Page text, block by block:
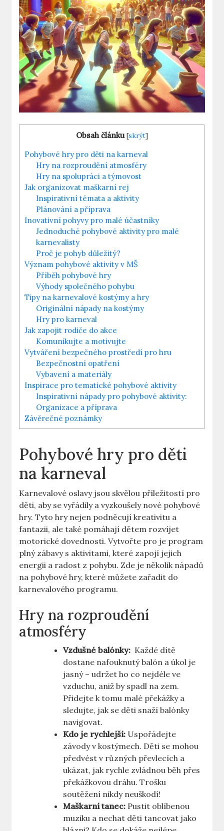
Obsah článku [skrýt]
Pohybové hry pro děti na karneval
Hry na rozproudění atmosféry
Hry na spolupráci a týmovost
Jak organizovat maškarní rej
Inspirativní témata a aktivity
Plánování a příprava
Inovativní pohyvy pro malé účastníky
Jednoduché pohybové aktivity pro malé
karnevalisty
Proč je pohyb důležitý?
Význam pohybové aktivity v MŠ
Příběh pohybové hry
Výhody společného ⁣pohybu
Tipy na karnevalové kostýmy a hry
Originální nápady na kostýmy
Hry pro​ karneval
Jak zapojit⁣ rodiče do akce
Komunikujte a motivujte
Vytváření bezpečného prostředí ⁤pro hru
Bezpečnostní opatření
Vybavení a materiály
Inspirace pro ‌tematické⁣ pohybové aktivity
Inspirativní ​nápady pro pohybové aktivity:
Organizace a příprava
Závěrečné poznámky
Pohybové hry pro děti
na karneval
Karnevalové oslavy‍ jsou skvělou příležitostí pro
děti, aby se vyřádily a vyzkoušely nové pohybové
hry. Tyto hry​ nejen podněcují kreativitu​ a
fantazii, ale⁤ také ⁢pomáhají dětem rozvíjet
motorické dovednosti. Vytvořte pro⁢ je program
plný zábavy s aktivitami, které zapojí jejich
energii a radost z ⁢pohybu. Zde je několik nápadů
na pohybové hry, které​ můžete zařadit​ do
karnevalového programu.
Hry na rozproudění
atmosféry
Vzdušné balónky: ⁢ Každé dítě
dostane nafouknutý balón a úkol je
jasný⁤ – udržet ho co nejdéle ve
vzduchu, aniž by spadl na zem.
Přidejte k tomu malé překážky a
sledujte, jak se děti snaží balónky
navigovat.
Kdo je rychlejší: Uspořádejte
závody v kostýmech. Děti se mohou
předvést v různých převlecích a
ukázat, jak rychle zvládnou běh přes
překážkovou dráhu. Trošku
soutěžení ⁢nikdy neuškodí!
Maškarní tanec: Pustit oblíbenou
muziku a nechat⁤ děti tancovat jako